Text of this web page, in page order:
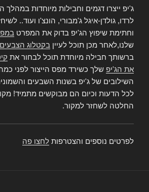
ג'יפ ייצרו דגמים וחבילות מיוחדות במהלך
לרדו, גולדן-איגל ג'מבורי, הונצ'ו ועוד..
וחתימת שיפוץ הג'יפ בדוק את המפרט
שלנו,לאחר מכן תוכל לעיין בקטלוג הצבעים
ברשותך חבילה מיוחדת תוכל לבחור את
את הג'יפ שלך כשירד מפס הייצור לפני
השילובים של ג'יפ בשנות השבעים
לכל הדעות וכיום הם מבוקשים מתמיד!
החלטה לשחזר למקור.
לפרטים נוספים והצטרפות לחצו פה